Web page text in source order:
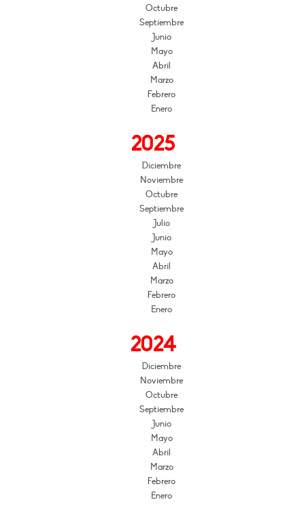
Octubre
Septiembre
Junio
Mayo
Abril
Marzo
Febrero
Enero
2025
Diciembre
Noviembre
Octubre
Septiembre
Julio
Junio
Mayo
Abril
Marzo
Febrero
Enero
2024
Diciembre
Noviembre
Octubre
Septiembre
Junio
Mayo
Abril
Marzo
Febrero
Enero